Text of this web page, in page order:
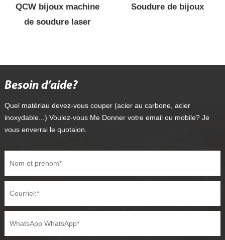
QCW bijoux machine
de soudure laser
Soudure de bijoux
Besoin d’aide?
Quel matériau devez-vous couper (acier au carbone, acier
inoxydable...) Voulez-vous Me Donner votre email ou mobile? Je
vous enverrai le quotaion.